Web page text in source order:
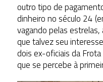
outro tipo de
dinheiro no século 24
vagando pelas
que talvez seu
dois ex-oficiais da
que se percebe à